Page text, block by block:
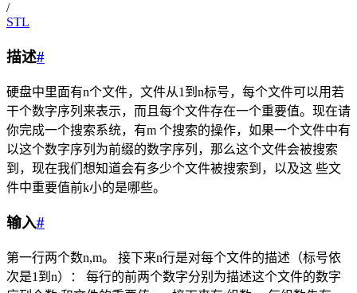
/
STL
描述#
硬盘中里面有n个文件，文件从1到n标号，每个文件可以用若
干个数字序列来表示，而且每个文件存在一个重要值。现在请
你完成一个搜索系统，有m 个搜索的操作，如果一个文件中有
以这个数字序列为前缀的数字序列，那么这个文件会被搜索
到，现在我们想知道会有多少个文件被搜索到，以及这 些文
件中重要值前k小的是哪些。
输入#
第一行两个数n,m。 接下来n行是对每个文件的描述（标号依
次是1到n）： 每行的前两个数字分别为描述这个文件的数字